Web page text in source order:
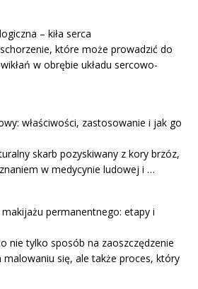
– kiła serca
które może prowadzić do
w obrębie układu sercowo-
właściwości, zastosowanie i jak go
skarb pozyskiwany z kory brzóz,
w medycynie ludowej i …
permanentnego: etapy i
nie tylko sposób na zaoszczędzenie
malowaniu się, ale także proces, który